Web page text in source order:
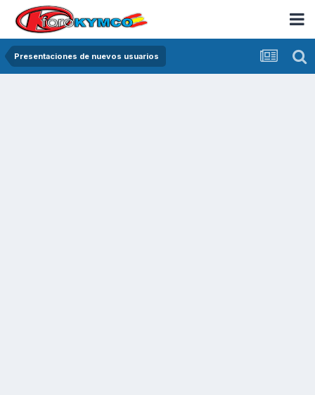
Presentaciones de nuevos usuarios